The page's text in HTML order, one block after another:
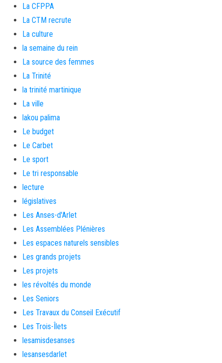
La CFPPA
La CTM recrute
La culture
la semaine du rein
La source des femmes
La Trinité
la trinité martinique
La ville
lakou palima
Le budget
Le Carbet
Le sport
Le tri responsable
lecture
législatives
Les Anses-d'Arlet
Les Assemblées Plénières
Les espaces naturels sensibles
Les grands projets
Les projets
les révoltés du monde
Les Seniors
Les Travaux du Conseil Exécutif
Les Trois-Îlets
lesamisdesanses
lesansesdarlet